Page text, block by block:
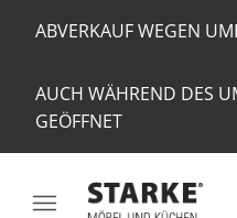
ABVERKAUF WEGEN
AUCH WÄHREND DES
GEÖFFNET